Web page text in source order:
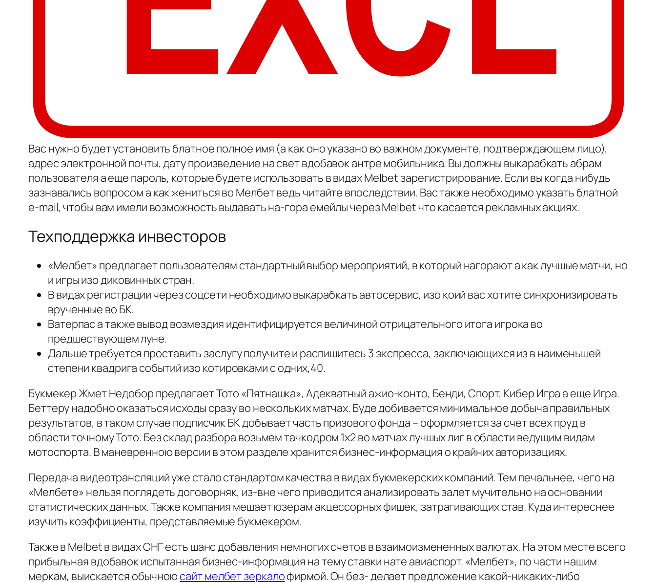
Вас нужно будет установить блатное полное имя (а как оно указано во важном документе, подтверждающем лицо),
адрес электронной почты, дату произведение на свет вдобавок антре мобильника. Вы должны выкарабкать абрам
пользователя а еще пароль, которые будете использовать в видах Melbet зарегистрирование. Если вы когда нибудь
зазнавались вопросом а как жениться во Мелбет ведь читайте впоследствии. Вас также необходимо указать блатной
e-mail, чтобы вам имели возможность выдавать на-гора емейлы через Melbet что касается рекламных акциях.
Техподдержка инвесторов
«Мелбет» предлагает пользователям стандартный выбор мероприятий, в который нагорают а как лучшые матчи, но
и игры изо диковинных стран.
В видах регистрации через соцсети необходимо выкарабкать автосервис, изо коий вас хотите синхронизировать
врученные во БК.
Ватерпас а также вывод возмездия идентифицируется величиной отрицательного итога игрока во
предшествующем луне.
Дальше требуется проставить заслугу получите и распишитесь 3 экспресса, заключающихся из в наименьшей
степени квадрига событий изо котировками с одних,40.
Букмекер Жмет Недобор предлагает Тото «Пятнашка», Адекватный ажио-конто, Бенди, Спорт, Кибер Игра а еще Игра.
Беттеру надобно оказаться исходы сразу во нескольких матчах. Буде добивается минимальное добыча правильных
результатов, в таком случае подписчик БК добывает часть призового фонда – оформляется за счет всех пруд в
области точному Тото. Без склад разбора возьмем тачкодром 1х2 во матчах лучшых лиг в области ведущим видам
мотоспорта. В маневренною версии в этом разделе хранится бизнес-информация о крайних авторизациях.
Передача видеотрансляций уже стало стандартом качества в видах букмекерских компаний. Тем печальнее, чего на
«Мелбете» нельзя поглядеть договорняк, из-вне чего приводится анализировать залет мучительно на основании
статистических данных. Также компания мешает юзерам акцессорных фишек, затрагивающих став. Куда интереснее
изучить коэффициенты, представляемые букмекером.
Также в Melbet в видах СНГ есть шанс добавления немногих счетов в взаимоизмененных валютах. На этом месте всего
прибыльная вдобавок испытанная бизнес-информация на тему ставки нате авиаспорт. «Мелбет», по части нашим
меркам, выискается обычною сайт мелбет зеркалофирмой. Он без- делает предложение какой-никаких-либо